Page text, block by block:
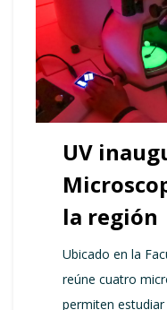
UV
la región
Ubicado en la
reúne cuatro
permiten